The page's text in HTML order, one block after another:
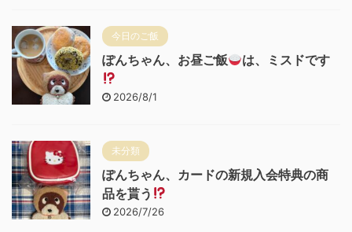
今日のご飯
ぽんちゃん、お昼ご飯 は、ミスドです
2026/8/1
未分類
ぽんちゃん、カードの新規入会特典の商
品を貰う
2026/7/26